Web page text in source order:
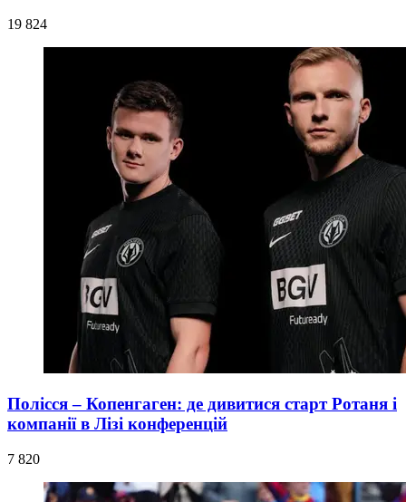
19 824
Полісся – Копенгаген: де дивитися старт Ротаня і
компанії в Лізі конференцій
7 820